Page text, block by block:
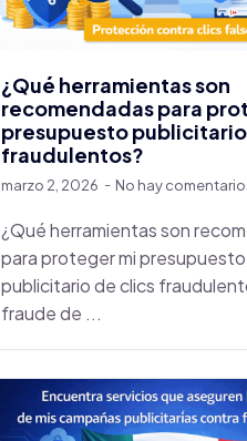
¿Qué herramientas son
recomendadas para
presupuesto
fraudulentos?
marzo 2, 2026 No hay
¿Qué herramientas son
para proteger mi presupuesto
publicitario de clics
fraude de ...